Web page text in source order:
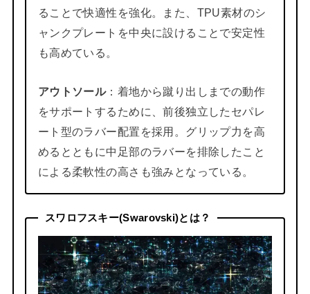
ることで快適性を強化。また、TPU素材のシ
ャンクプレートを中央に設けることで安定性
も高めている。
アウトソール：着地から蹴り出しまでの動作
をサポートするために、前後独立したセパレ
ート型のラバー配置を採用。グリップ力を高
めるとともに中足部のラバーを排除したこと
による柔軟性の高さも強みとなっている。
スワロフスキー(Swarovski)とは？